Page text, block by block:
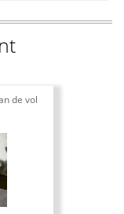
de vol